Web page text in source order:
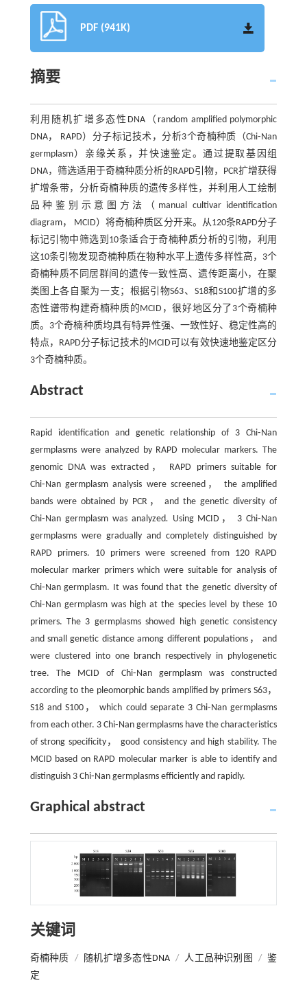
PDF (941K)
摘要
利用随机扩增多态性DNA（random amplified polymorphic
DNA， RAPD）分子标记技术，分析3个奇楠种质（Chi⁃Nan
germplasm）亲缘关系，并快速鉴定。通过提取基因组
DNA，筛选适用于奇楠种质分析的RAPD引物，PCR扩增获得
扩增条带，分析奇楠种质的遗传多样性，并利用人工绘制
品种鉴别示意图方法（manual cultivar identification
diagram， MCID）将奇楠种质区分开来。从120条RAPD分子
标记引物中筛选到10条适合于奇楠种质分析的引物，利用
这10条引物发现奇楠种质在物种水平上遗传多样性高，3个
奇楠种质不同居群间的遗传一致性高、遗传距离小，在聚
类图上各自聚为一支；根据引物S63、S18和S100扩增的多
态性谱带构建奇楠种质的MCID，很好地区分了3个奇楠种
质。3个奇楠种质均具有特异性强、一致性好、稳定性高的
特点，RAPD分子标记技术的MCID可以有效快速地鉴定区分
3个奇楠种质。
Abstract
Rapid identification and genetic relationship of 3 Chi⁃Nan
germplasms were analyzed by RAPD molecular markers. The
genomic DNA was extracted， RAPD primers suitable for
Chi⁃Nan germplasm analysis were screened， the amplified
bands were obtained by PCR， and the genetic diversity of
Chi⁃Nan germplasm was analyzed. Using MCID， 3 Chi⁃Nan
germplasms were gradually and completely distinguished by
RAPD primers. 10 primers were screened from 120 RAPD
molecular marker primers which were suitable for analysis of
Chi⁃Nan germplasm. It was found that the genetic diversity of
Chi⁃Nan germplasm was high at the species level by these 10
primers. The 3 germplasms showed high genetic consistency
and small genetic distance among different populations， and
were clustered into one branch respectively in phylogenetic
tree. The MCID of Chi⁃Nan germplasm was constructed
according to the pleomorphic bands amplified by primers S63，
S18 and S100， which could separate 3 Chi⁃Nan germplasms
from each other. 3 Chi⁃Nan germplasms have the characteristics
of strong specificity， good consistency and high stability. The
MCID based on RAPD molecular marker is able to identify and
distinguish 3 Chi⁃Nan germplasms efficiently and rapidly.
Graphical abstract
关键词
奇楠种质 / 随机扩增多态性DNA / 人工品种识别图 / 鉴
定